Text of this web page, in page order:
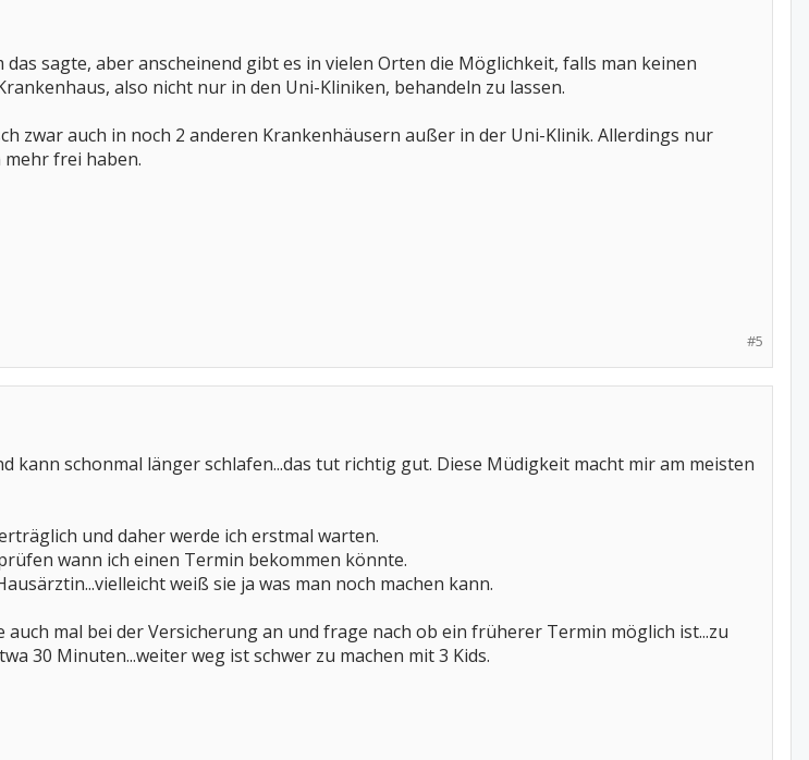
sagte, aber anscheinend gibt es in vielen Orten die Möglichkeit, falls man keinen
also nicht nur in den Uni-Kliniken, behandeln zu lassen.
zwar auch in noch 2 anderen Krankenhäusern außer in der Uni-Klinik. Allerdings nur
mehr frei haben.
#5
kann schonmal länger schlafen...das tut richtig gut. Diese Müdigkeit macht mir am meisten
und daher werde ich erstmal warten.
wann ich einen Termin bekommen könnte.
weiß sie ja was man noch machen kann.
mal bei der Versicherung an und frage nach ob ein früherer Termin möglich ist...zu
30 Minuten...weiter weg ist schwer zu machen mit 3 Kids.